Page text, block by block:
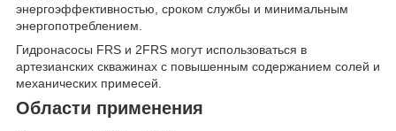
энергоэффективностью, сроком службы и минимальным
энергопотреблением.
Гидронасосы FRS и 2FRS могут использоваться в
артезианских скважинах с повышенным содержанием солей и
механических примесей.
Области применения